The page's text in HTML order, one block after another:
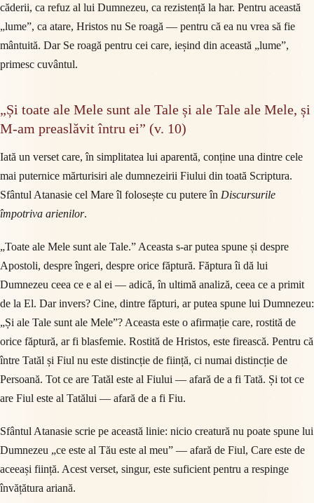
căderii, ca refuz al lui Dumnezeu, ca rezistență la har. Pentru această
„lume”, ca atare, Hristos nu Se roagă — pentru că ea nu vrea să fie
mântuită. Dar Se roagă pentru cei care, ieșind din această „lume”,
primesc cuvântul.
„Și toate ale Mele sunt ale Tale și ale Tale ale Mele, și
M-am preaslăvit întru ei” (v. 10)
Iată un verset care, în simplitatea lui aparentă, conține una dintre cele
mai puternice mărturisiri ale dumnezeirii Fiului din toată Scriptura.
Sfântul Atanasie cel Mare îl folosește cu putere în Discursurile
împotriva arienilor.
„Toate ale Mele sunt ale Tale.” Aceasta s-ar putea spune și despre
Apostoli, despre îngeri, despre orice făptură. Făptura îi dă lui
Dumnezeu ceea ce e al ei — adică, în ultimă analiză, ceea ce a primit
de la El. Dar invers? Cine, dintre făpturi, ar putea spune lui Dumnezeu:
„Și ale Tale sunt ale Mele”? Aceasta este o afirmație care, rostită de
orice făptură, ar fi blasfemie. Rostită de Hristos, este firească. Pentru că
între Tatăl și Fiul nu este distincție de ființă, ci numai distincție de
Persoană. Tot ce are Tatăl este al Fiului — afară de a fi Tată. Și tot ce
are Fiul este al Tatălui — afară de a fi Fiu.
Sfântul Atanasie scrie pe această linie: nicio creatură nu poate spune lui
Dumnezeu „ce este al Tău este al meu” — afară de Fiul, Care este de
aceeași ființă. Acest verset, singur, este suficient pentru a respinge
învățătura ariană.